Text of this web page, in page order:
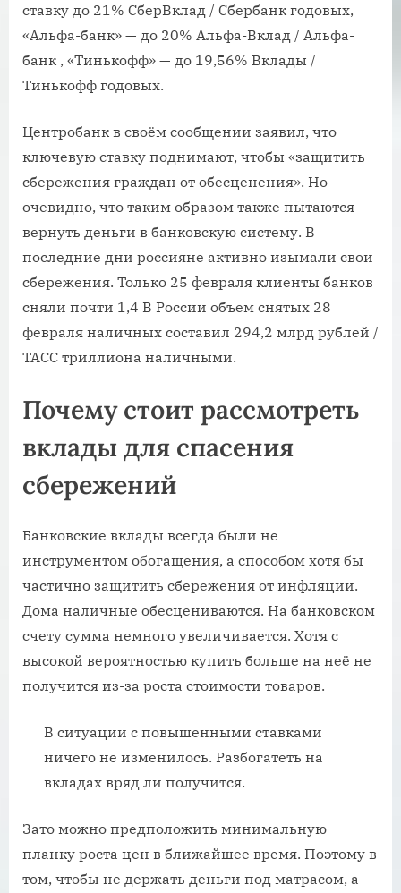
ставку до 21% СберВклад / Сбербанк годовых,
«Альфа-банк» — до 20% Альфа-Вклад / Альфа-
банк , «Тинькофф» — до 19,56% Вклады /
Тинькофф годовых.
Центробанк в своём сообщении заявил, что
ключевую ставку поднимают, чтобы «защитить
сбережения граждан от обесценения». Но
очевидно, что таким образом также пытаются
вернуть деньги в банковскую систему. В
последние дни россияне активно изымали свои
сбережения. Только 25 февраля клиенты банков
сняли почти 1,4 В России объем снятых 28
февраля наличных составил 294,2 млрд рублей /
ТАСС триллиона наличными.
Почему стоит рассмотреть
вклады для спасения
сбережений
Банковские вклады всегда были не
инструментом обогащения, а способом хотя бы
частично защитить сбережения от инфляции.
Дома наличные обесцениваются. На банковском
счету сумма немного увеличивается. Хотя с
высокой вероятностью купить больше на неё не
получится из-за роста стоимости товаров.
В ситуации с повышенными ставками
ничего не изменилось. Разбогатеть на
вкладах вряд ли получится.
Зато можно предположить минимальную
планку роста цен в ближайшее время. Поэтому в
том, чтобы не держать деньги под матрасом, а